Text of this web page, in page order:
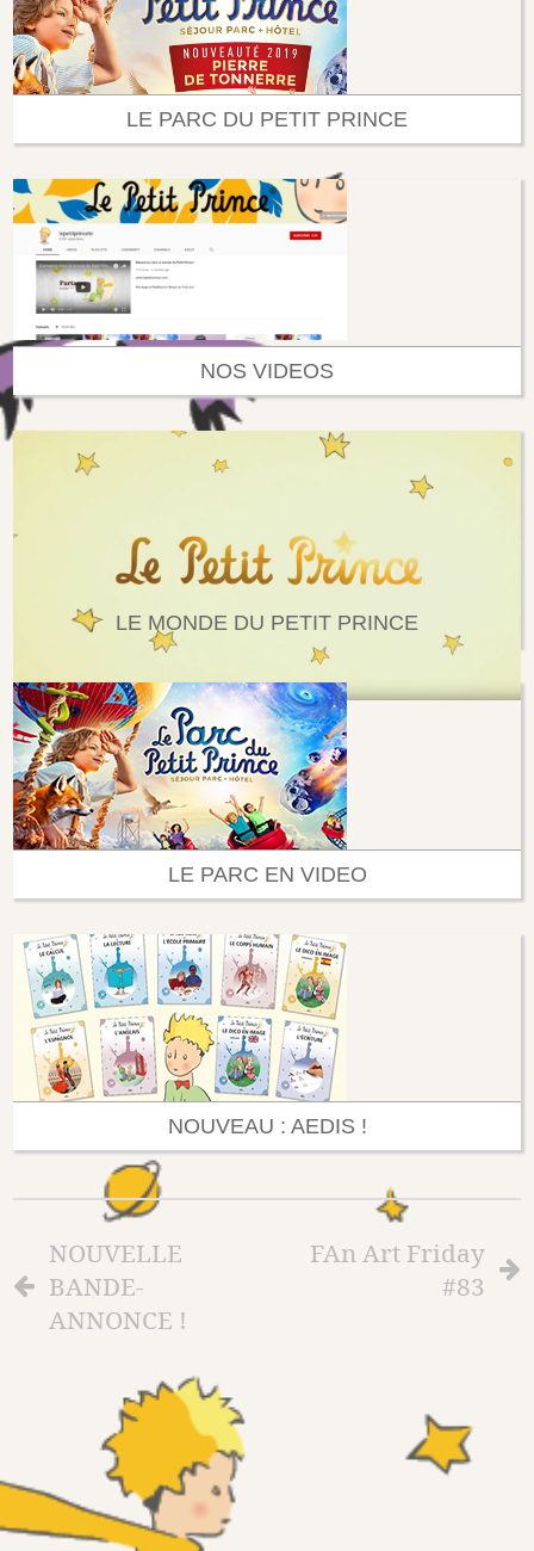
LE PARC DU PETIT PRINCE
NOS VIDEOS
LE MONDE DU PETIT PRINCE
LE PARC EN VIDEO
NOUVEAU : AEDIS !
NOUVELLE
BANDE-
ANNONCE !
FAn Art Friday
#83